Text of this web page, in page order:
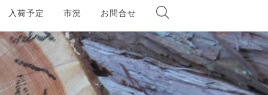
入荷予定 市況 お問合せ